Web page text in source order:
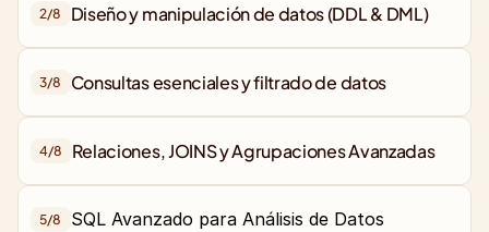
2/8 Diseño y manipulación de datos (DDL & DML)
3/8 Consultas esenciales y filtrado de datos
4/8 Relaciones, JOINS y Agrupaciones Avanzadas
5/8 SQL Avanzado para Análisis de Datos